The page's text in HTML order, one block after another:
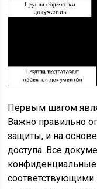
Первым шагом
Важно правильно
защиты, и на
доступа. Все
соответствующими